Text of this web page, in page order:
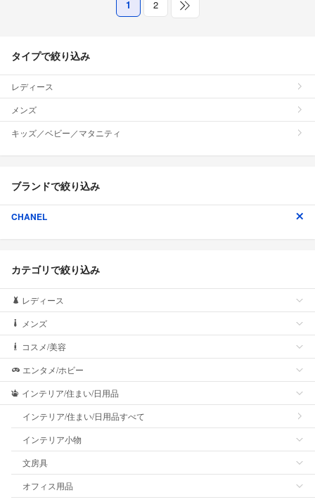
1 2
タイプで絞り込み
レディース
メンズ
キッズ／ベビー／マタニティ
ブランドで絞り込み
CHANEL
カテゴリで絞り込み
レディース
メンズ
コスメ/美容
エンタメ/ホビー
インテリア/住まい/日用品
インテリア/住まい/日用品すべて
インテリア小物
文房具
オフィス用品